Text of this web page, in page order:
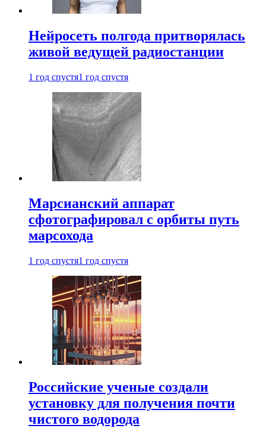
Нейросеть полгода притворялась
живой ведущей радиостанции
1 год спустя1 год спустя
Марсианский аппарат
сфотографировал с орбиты путь
марсохода
1 год спустя1 год спустя
Российские ученые создали
установку для получения почти
чистого водорода